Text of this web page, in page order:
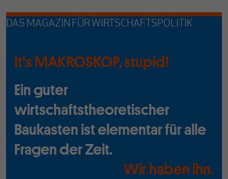
DAS MAGAZIN FÜR WIRTSCHAFTSPOLITIK
It's MAKROSKOP, stupid!
Ein guter
wirtschaftstheoretischer
Baukasten ist elementar für alle
Fragen der Zeit.
Wir haben ihn.